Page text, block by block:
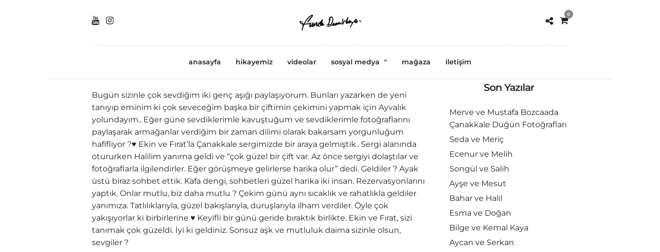
0
anasayfa hikayemiz videolar sosyal medya mağaza iletişim
Bugün sizinle çok sevdiğim iki genç aşığı paylaşıyorum. Bunları yazarken de yeni
tanıyıp eminim ki çok seveceğim başka bir çiftimin çekimini yapmak için Ayvalık
yolundayım.. Eğer güne sevdiklerimle kavuştuğum ve sevdiklerimle fotoğraflarını
paylaşarak armağanlar verdiğim bir zaman dilimi olarak bakarsam yorgunluğum
hafifliyor ?♥️ Ekin ve Fırat’la Çanakkale sergimizde bir araya gelmiştik.. Sergi alanında
otururken Halilim yanıma geldi ve “çok güzel bir çift var. Az önce sergiyi dolaştılar ve
fotoğraflarla ilgilendirler. Eğer görüşmeye gelirlerse harika olur” dedi. Geldiler ? Ayak
üstü biraz sohbet ettik. Kafa dengi, sohbetleri güzel harika iki insan. Rezervasyonlarını
yaptık. Onlar mutlu, biz daha mutlu ? Çekim günü aynı sıcaklık ve rahatlıkla geldiler
yanımıza. Tatlılıklarıyla, güzel bakışlarıyla, duruşlarıyla ilham verdiler. Öyle çok
yakışıyorlar ki birbirlerine ♥️ Keyifli bir günü geride bıraktık birlikte. Ekin ve Fırat, sizi
tanımak çok güzeldi. İyi ki geldiniz. Sonsuz aşk ve mutluluk daima sizinle olsun,
sevgiler ?
Son Yazılar
Merve ve Mustafa Bozcaada
Çanakkale Düğün Fotoğrafları
Seda ve Meriç
Ecenur ve Melih
Songül ve Salih
Ayşe ve Mesut
Bahar ve Halil
Esma ve Doğan
Bilge ve Kemal Kaya
Aycan ve Serkan